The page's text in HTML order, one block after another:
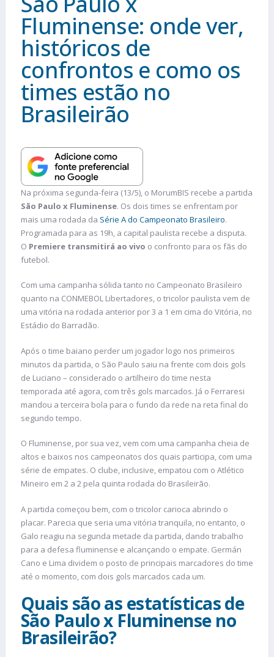
Fluminense: onde ver,
históricos de
confrontos e como os
times estão no
Brasileirão
Na próxima segunda-feira (13/5), o MorumBIS recebe a partida
São Paulo x Fluminense. Os dois times se enfrentam por
mais uma rodada da Série A do Campeonato Brasileiro.
Programada para as 19h, a capital paulista recebe a disputa.
O Premiere transmitirá ao vivo o confronto para os fãs do
futebol.
Com uma campanha sólida tanto no Campeonato Brasileiro
quanto na CONMEBOL Libertadores, o tricolor paulista vem de
uma vitória na rodada anterior por 3 a 1 em cima do Vitória, no
Estádio do Barradão.
Após o time baiano perder um jogador logo nos primeiros
minutos da partida, o São Paulo saiu na frente com dois gols
de Luciano – considerado o artilheiro do time nesta
temporada até agora, com três gols marcados. Já o Ferraresi
mandou a terceira bola para o fundo da rede na reta final do
segundo tempo.
O Fluminense, por sua vez, vem com uma campanha cheia de
altos e baixos nos campeonatos dos quais participa, com uma
série de empates. O clube, inclusive, empatou com o Atlético
Mineiro em 2 a 2 pela quinta rodada do Brasileirão.
A partida começou bem, com o tricolor carioca abrindo o
placar. Parecia que seria uma vitória tranquila, no entanto, o
Galo reagiu na segunda metade da partida, dando trabalho
para a defesa fluminense e alcançando o empate. Germán
Cano e Lima dividem o posto de principais marcadores do time
até o momento, com dois gols marcados cada um.
Quais são as estatísticas de
São Paulo x Fluminense no
Brasileirão?